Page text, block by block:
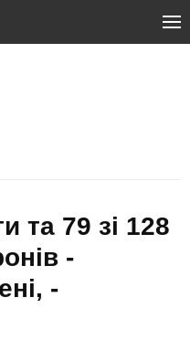
та 79 зі 128
-
-